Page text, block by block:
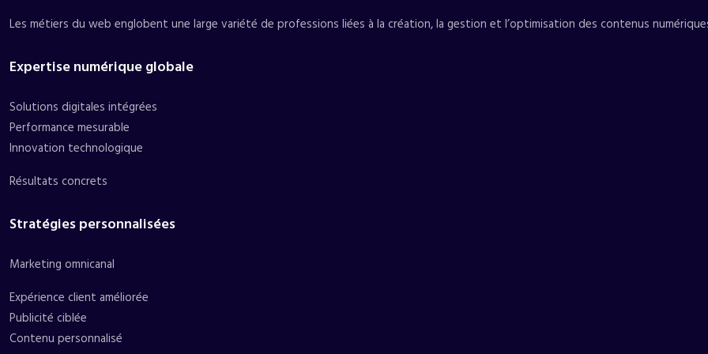
Les métiers du web englobent une large variété de professions liées à la création, la gestion et l’optimisation des contenus
Expertise numérique globale
Solutions digitales intégrées
Performance mesurable
Innovation technologique
Résultats concrets
Stratégies personnalisées
Marketing omnicanal
Expérience client améliorée
Publicité ciblée
Contenu personnalisé